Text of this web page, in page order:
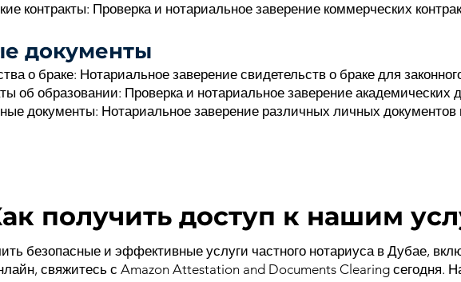
контракты: Проверка и нотариальное заверение коммерческих
документы
о браке: Нотариальное заверение свидетельств о браке для
об образовании: Проверка и нотариальное заверение академических
документы: Нотариальное заверение различных личных
получить доступ к нашим
безопасные и эффективные услуги частного нотариуса в Дубае,
свяжитесь с Amazon Attestation and Documents Clearing сегодня.